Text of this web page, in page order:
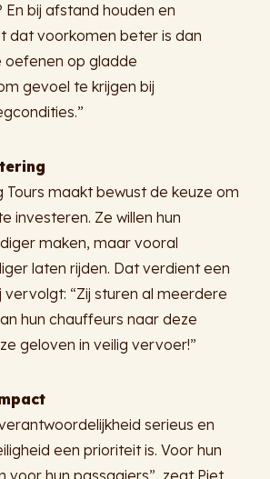
bij afstand houden en
dat voorkomen beter is dan
oefenen op gladde
gevoel te krijgen bij
Tours maakt bewust de keuze om
investeren. Ze willen hun
maken, maar vooral
laten rijden. Dat verdient een
vervolgt: “Zij sturen al meerdere
hun chauffeurs naar deze
geloven in veilig vervoer!”
serieus en
een prioriteit is. Voor hun
voor hun passagiers”, zegt Piet.